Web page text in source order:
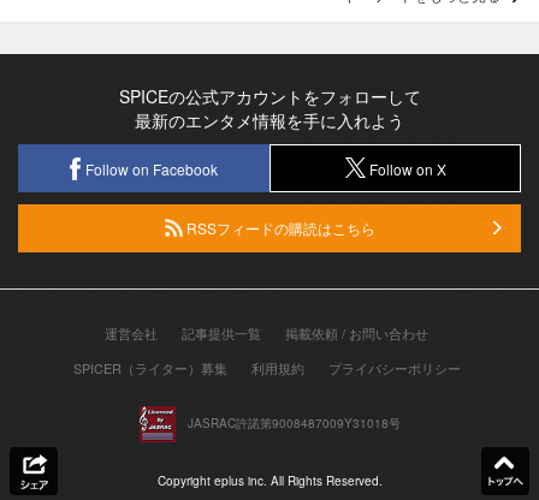
SPICEの公式アカウントをフォローして
最新のエンタメ情報を手に入れよう
Follow on Facebook Follow on X
RSSフィードの購読はこちら
運営会社 記事提供一覧
掲載依頼 / お問い合わせ
SPICER（ライター）募集
利用規約 プライバシーポリシー
JASRAC許諾第9008487009Y31018号
Copyright eplus inc. All Rights Reserved.